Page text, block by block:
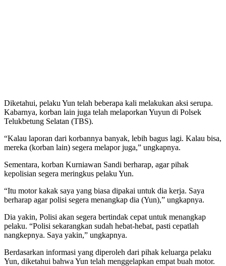
Diketahui, pelaku Yun telah beberapa kali melakukan aksi serupa.
Kabarnya, korban lain juga telah melaporkan Yuyun di Polsek
Telukbetung Selatan (TBS).
“Kalau laporan dari korbannya banyak, lebih bagus lagi. Kalau bisa,
mereka (korban lain) segera melapor juga,” ungkapnya.
Sementara, korban Kurniawan Sandi berharap, agar pihak
kepolisian segera meringkus pelaku Yun.
“Itu motor kakak saya yang biasa dipakai untuk dia kerja. Saya
berharap agar polisi segera menangkap dia (Yun),” ungkapnya.
Dia yakin, Polisi akan segera bertindak cepat untuk menangkap
pelaku. “Polisi sekarangkan sudah hebat-hebat, pasti cepatlah
nangkepnya. Saya yakin,” ungkapnya.
Berdasarkan informasi yang diperoleh dari pihak keluarga pelaku
Yun, diketahui bahwa Yun telah menggelapkan empat buah motor.